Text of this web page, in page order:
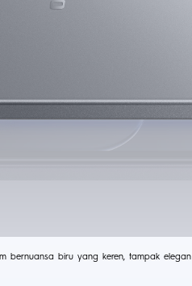
bernuansa biru yang keren, tampak